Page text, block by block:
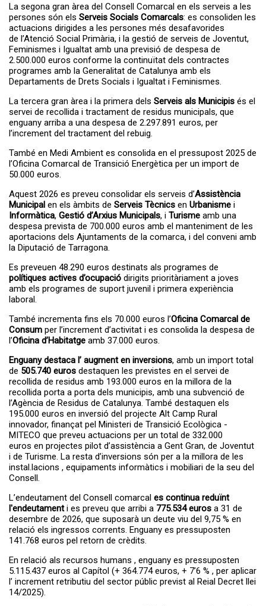
valor el talent jove de l’Alt
Camp
La segona gran àrea del Consell Comarcal en els serveis a les
persones són els Serveis Socials Comarcals: es consoliden les
actuacions dirigides a les persones més desafavorides
de l’Atenció Social Primària, i la gestió de serveis de Joventut,
Feminismes i Igualtat amb una previsió de despesa de
2.500.000 euros conforme la continuïtat dels contractes
programes amb la Generalitat de Catalunya amb els
Departaments de Drets Socials i Igualtat i Feminismes.
La tercera gran àrea i la primera dels Serveis als Municipis és el
servei de recollida i tractament de residus municipals, que
enguany arriba a una despesa de 2.297.891 euros, per
l’increment del tractament del rebuig.
També en Medi Ambient es consolida en el pressupost 2025 de
l’Oficina Comarcal de Transició Energètica per un import de
50.000 euros.
Aquest 2026 es preveu consolidar els serveis d’Assistència
Municipal en els àmbits de Serveis Tècnics en Urbanisme i
Informàtica, Gestió d’Arxius Municipals, i Turisme amb una
despesa prevista de 700.000 euros amb el manteniment de les
aportacions dels Ajuntaments de la comarca, i del conveni amb
la Diputació de Tarragona.
Es preveuen 48.290 euros destinats als programes de
polítiques actives d’ocupació dirigits prioritàriament a joves
amb els programes de suport juvenil i primera experiència
laboral.
També incrementa fins els 70.000 euros l’Oficina Comarcal de
Consum per l’increment d’activitat i es consolida la despesa de
l’Oficina d’Habitatge amb 37.000 euros.
Enguany destaca l’ augment en inversions, amb un import total
de 505.740 euros destaquen les previstes en el servei de
recollida de residus amb 193.000 euros en la millora de la
recollida porta a porta dels municipis, amb una subvenció de
l’Agència de Residus de Catalunya. També destaquen els
195.000 euros en inversió del projecte Alt Camp Rural
innovador, finançat pel Ministeri de Transició Ecològica -
MITECO que preveu actuacions per un total de 332.000
euros en projectes pilot d’assistència a Gent Gran, de Joventut
i de Turisme. La resta d’inversions són per a la millora de les
instal.lacions , equipaments informàtics i mobiliari de la seu del
Consell.
L’endeutament del Consell comarcal es continua reduïnt
l'endeutamenti es preveu que arribi a 775.534 euros a 31 de
desembre de 2026, que suposarà un deute viu del 9,75 % en
relació els ingressos corrents. Enguany es pressuposten
141.768 euros pel retorn de crèdits.
En relació als recursos humans , enguany es pressuposten
5.115.437 euros al Capítol (+ 364.774 euros, + 7’6 % , per aplicar
l’ increment retributiu del sector públic previst al Reial Decret llei
14/2025).